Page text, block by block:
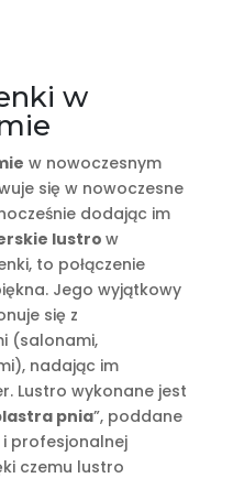
w
w nowoczesnym
się w nowoczesne
dodając im
lustro w
to połączenie
Jego wyjątkowy
się z
(salonami,
nadając im
Lustro wykonane jest
pnia”, poddane
profesjonalnej
czemu lustro